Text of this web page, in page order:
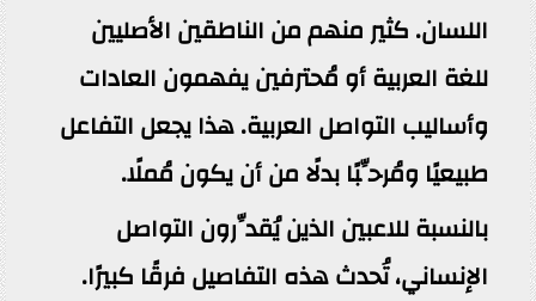
اللسان. كثير منهم من الناطقين الأصليين
للغة العربية أو مُحترفين يفهمون العادات
وأساليب التواصل العربية. هذا يجعل التفاعل
طبيعيًا ومُرحِّبًا بدلًا من أن يكون مُملًا.
بالنسبة للاعبين الذين يُقدِّرون التواصل
الإنساني، تُحدث هذه التفاصيل فرقًا كبيرًا.